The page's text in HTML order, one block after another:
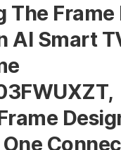
The Frame
AI Smart